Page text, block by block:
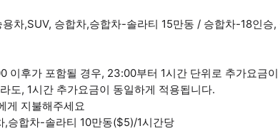
차,SUV, 승합차,승합차-솔라티 15만동 / 승합차-18인
이후가 포함될 경우, 23:00부터 1시간 단위로 추가요금
도, 1시간 추가요금이 동일하게 적용됩니다.
게 지불해주세요
,승합차-솔라티 10만동($5)/1시간당